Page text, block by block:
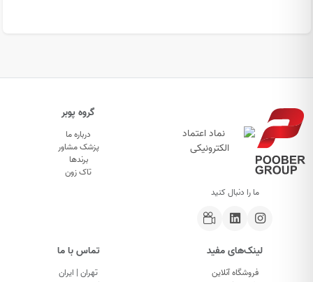
ما را دنبال کنید
گروه پوبر
درباره ما
پزشک مشاور
برندها
تاک زون
لینک‌های مفید
فروشگاه آنلاین
تماس با ما
تهران | ایران